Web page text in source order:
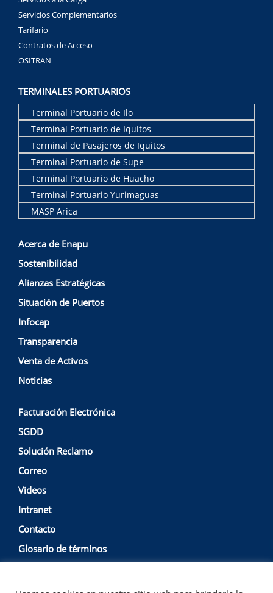
Servicios Complementarios
Tarifario
Contratos de Acceso
OSITRAN
TERMINALES PORTUARIOS
Terminal Portuario de Ilo
Terminal Portuario de Iquitos
Terminal de Pasajeros de Iquitos
Terminal Portuario de Supe
Terminal Portuario de Huacho
Terminal Portuario Yurimaguas
MASP Arica
Acerca de Enapu
Sostenibilidad
Alianzas Estratégicas
Situación de Puertos
Infocap
Transparencia
Venta de Activos
Noticias
Facturación Electrónica
SGDD
Solución Reclamo
Correo
Videos
Intranet
Contacto
Glosario de términos